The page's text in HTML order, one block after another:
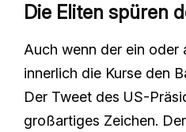
Die Eliten spüren
Auch wenn der ein oder
innerlich die Kurse den
Der Tweet des US-
großartiges Zeichen.